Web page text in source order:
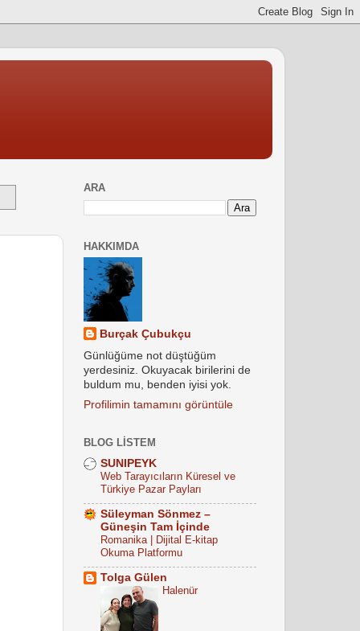
ARA
HAKKIMDA
Burçak Çubukçu
Günlüğüme not düştüğüm
yerdesiniz. Okuyacak birilerini de
buldum mu, benden iyisi yok.
Profilimin tamamını görüntüle
BLOG LISTEM
SUNIPEYK
Web Tarayıcıların Küresel ve
Türkiye Pazar Payları
Süleyman Sönmez –
Güneşin Tam İçinde
Romanika | Dijital E-kitap
Okuma Platformu
Tolga Gülen
Halenür